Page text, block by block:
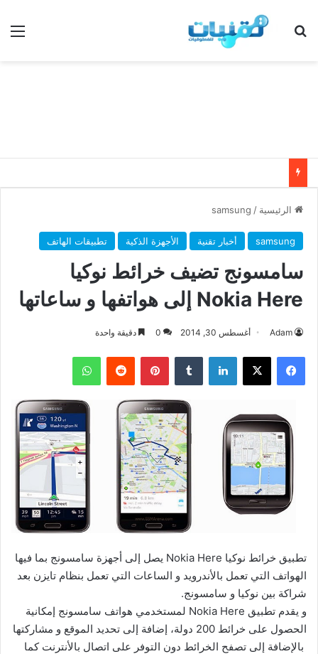
بحث عن
الرئيسية /
samsung
samsung أخبار تقنية الأجهزة الذكية تطبيقات الهاتف
سامسونج تضيف خرائط نوكيا
Nokia Here إلى هواتفها و ساعاتها
Adam أغسطس 30, 2014 0 دقيقة واحدة
فيسبوك ‫X لينكدإن بينتيريست واتساب
تطبيق خرائط نوكيا Nokia Here يصل إلى أجهزة سامسونج بما فيها
الهواتف التي تعمل بالأندرويد و الساعات التي تعمل بنظام تايزن بعد
شراكة بين نوكيا و سامسونج.
و يقدم تطبيق Nokia Here لمستخدمي هواتف سامسونج إمكانية
الحصول على خرائط 200 دولة، إضافة إلى تحديد الموقع و مشاركتها
بالإضافة إلى تصفح الخرائط دون التوفر على اتصال بالأنترنت كما